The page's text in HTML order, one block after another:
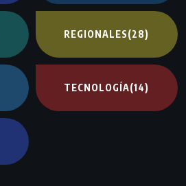
REGIONALES(28)
TECNOLOGÍA(14)